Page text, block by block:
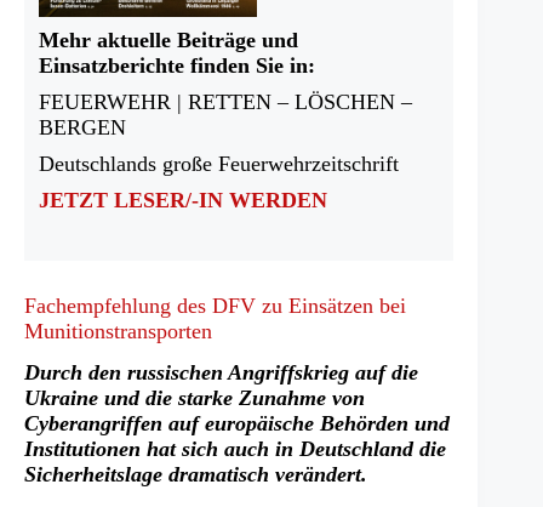
Mehr aktuelle Beiträge und
Einsatzberichte finden Sie in:
FEUERWEHR | RETTEN – LÖSCHEN –
BERGEN
Deutschlands große Feuerwehrzeitschrift
JETZT LESER/-IN WERDEN
Fachempfehlung des DFV zu Einsätzen bei
Munitionstransporten
Durch den russischen Angriffskrieg auf die
Ukraine und die starke Zunahme von
Cyberangriffen auf europäische Behörden und
Institutionen hat sich auch in Deutschland die
Sicherheitslage dramatisch verändert.